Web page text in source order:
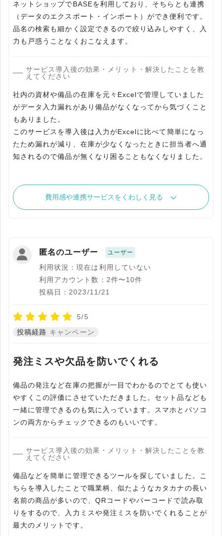
ネットショップでBASEを利用しており、そちらとも連携
（データのエクスポート・インポート）ができ便利です。
品名の検索も細かく設定できるので絞り込みしやすく、入
力も戸惑うことなくおこなえます。
サービス導入後の効果・メリット・解決したことを教
えてください
社内の資材や備品の在庫を元々Excelで管理していました
がデータ入力漏れがあり備品がなくなってから気づくこと
もありました。
このサービスを導入後は入力がExcelに比べて簡単になっ
たため漏れが減り、在庫が少なくなったときに担当者へ通
知されるので備品が無くなり困ることもなくなりました。
費用感や連携サービスをくわしく見る
匿名のユーザー ユーザー
利用状況：現在は利用していない
利用アカウント数：2件〜10件
投稿日：2023/11/21
5/5
投稿経路 キャンペーン
発注ミスや欠品を防いでくれる
備品の発注など在庫の把握が一目でわかるのでとても使い
やすくこの評価にさせていただきました。セット品なども
一緒に管理できるのも気に入っています。スマホとパソコ
ンの両方からチェックできるのもいいです。
サービス導入後の効果・メリット・解決したことを教
えてください
備品などを簡単に管理できるツールを探していました。こ
ちらを導入したことで職業柄、似たようなカタカナの長い
名前の商品が多いので、QRコードやバーコードで読み取
りをするので、入力ミスや発注ミスを防いでくれることが
最大のメリットです。